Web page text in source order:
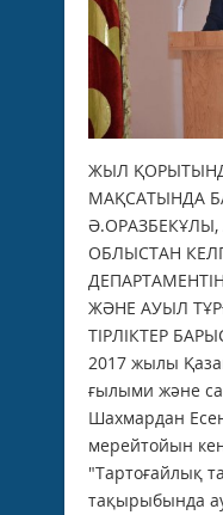
ЖЫЛ
МАҚСАТЫНДА
Ә.ОРАЗБЕКҰЛЫ,
ОБЛЫСТАН
ЖӘНЕ АУЫЛ
ТІРЛІКТЕР
2017 жылы
ғылыми және
Шахмардан
мерейтойын
"Тартоғайлық
тақырыбында